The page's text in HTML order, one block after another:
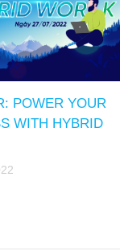
Sao
& BKS